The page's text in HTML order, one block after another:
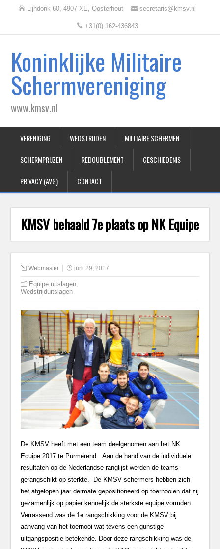
Lijndonk 60, 4907 XE, Oosterhout secretaris@kmsv.nl
+31(0) 162-436843
Koninklijke Militaire
Schermvereniging
www.kmsv.nl
VERENIGING WEDSTRIJDEN MILITAIRE SCHERMEN
SCHERMPRIJZEN REDOUBLEMENT GESCHIEDENIS
PRIVACY (AVG) CONTACT
KMSV behaald 7e plaats op NK Equipe
Webmaster juni 29, 2017
Equipe uitslagen,
Wedstrijduitslagen
De KMSV heeft met een team deelgenomen aan het NK
Equipe 2017 te Purmerend. Aan de hand van de individuele
resultaten op de Nederlandse ranglijst werden de teams
gerangschikt op sterkte. De KMSV schermers hebben zich
het afgelopen jaar dermate gepositioneerd op toernooien dat zij
gezamenlijk op papier kennelijk de sterkste equipe vormden.
Verrassend was de 1e rangschikking voor de KMSV bij
aanvang van het toernooi wat tevens een gunstige
uitgangspositie betekende. Door deze rangschikking was de